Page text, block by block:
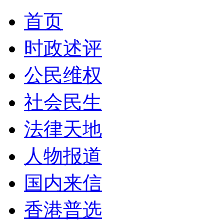
首页
时政述评
公民维权
社会民生
法律天地
人物报道
国内来信
香港普选